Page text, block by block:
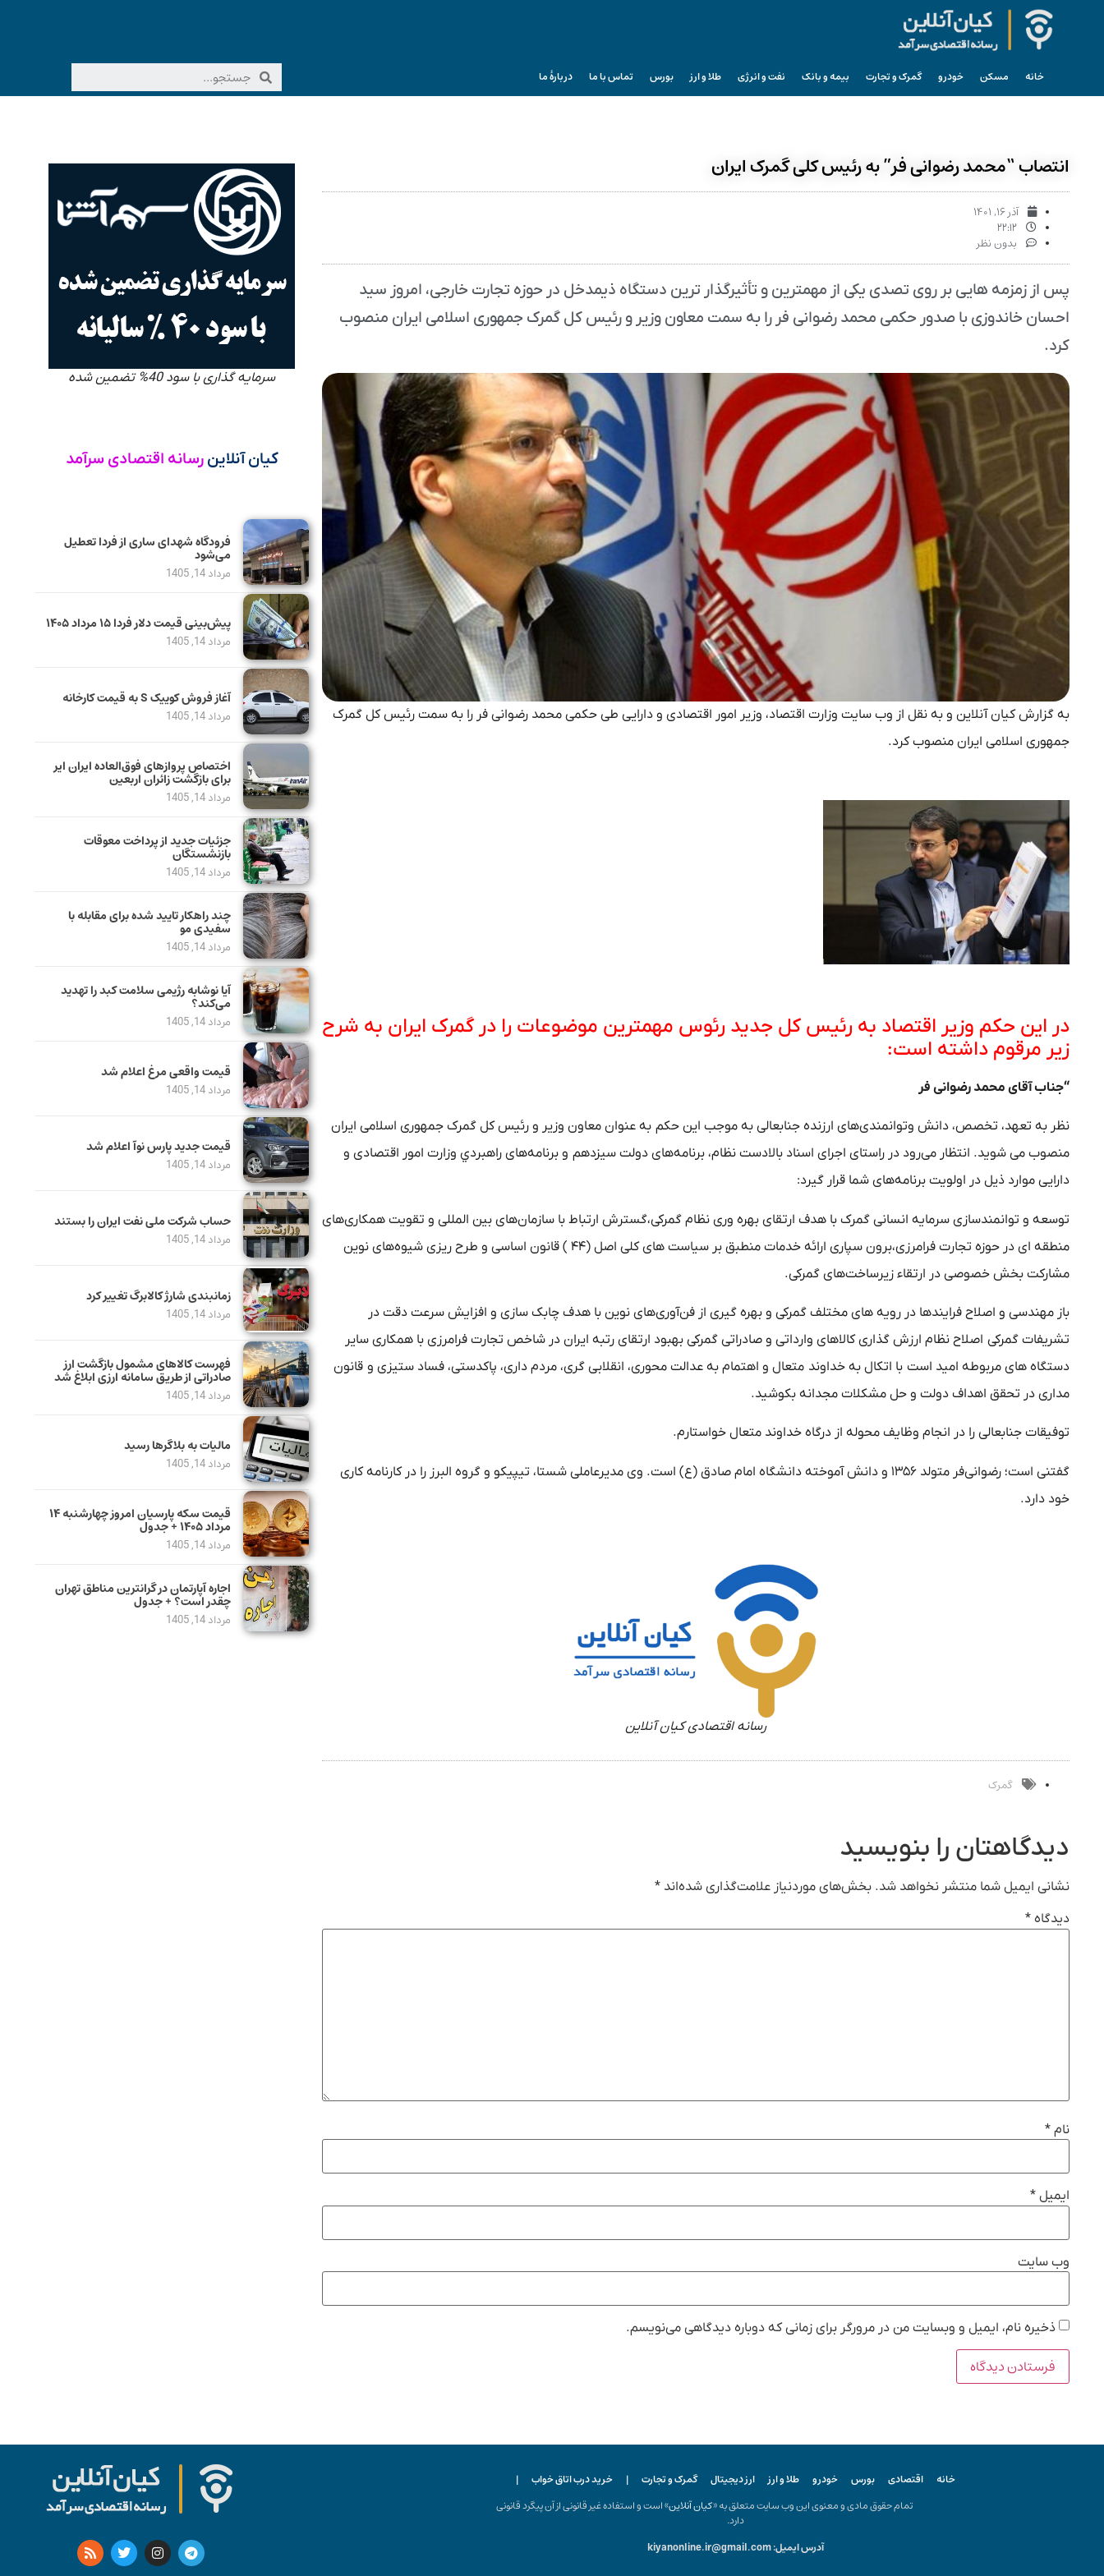
خانه مسکن خودرو گمرک و تجارت بیمه و بانک نفت و انرژی طلا و ارز بورس تماس با ما دربارۀ ما
انتصاب “محمد رضوانی فر” به رئیس کلی گمرک ایران
آذر ۱۶, ۱۴۰۱
۲۲:۱۲
بدون نظر
پس از زمزمه هایی بر روی تصدی یکی از مهمترین و تأثیرگذار ترین دستگاه ذیمدخل در حوزه تجارت خارجی، امروز سید
احسان خاندوزی با صدور حکمی محمد رضوانی فر را به سمت معاون وزیر و رئیس کل گمرک جمهوری اسلامی ایران منصوب
کرد.
به گزارش کیان آنلاین و به نقل از وب سایت وزارت اقتصاد، وزیر امور اقتصادی و دارایی طی حکمی محمد رضوانی فر را به سمت رئیس کل گمرک
جمهوری اسلامی ایران منصوب کرد.
در این حکم وزیر اقتصاد به رئیس کل جدید رئوس مهمترین موضوعات را در گمرک ایران به شرح
زیر مرقوم داشته است:
“جناب آقای محمد رضوانی فر
نظر به تعهد، تخصص، دانش وتوانمندی‌های ارزنده جنابعالی به موجب این حکم به عنوان معاون وزیر و رئیس کل گمرک جمهوری اسلامی ایران
منصوب می شوید. انتظار می‌رود در راستای اجرای اسناد بالادست نظام، برنامه‌های دولت سیزدهم و برنامه‌های راهبردي وزارت امور اقتصادی و
دارایی موارد ذیل در اولویت برنامه‌های شما قرار گیرد:
توسعه و توانمندسازی سرمایه انسانی گمرک با هدف ارتقای بهره وری نظام گمرکی،گسترش ارتباط با سازمان‌های بین المللی و تقویت همکاری‌های
منطقه ای در حوزه تجارت فرامرزی،برون سپاری ارائه خدمات منطبق بر سیاست های کلی اصل (۴۴ )
قانون اساسی و طرح ریزی شیوه‌های نوین
مشارکت بخش خصوصی در ارتقاء زیرساخت‌های گمرکی.
باز مهندسی و اصلاح فرایندها در رویه های مختلف گمرکی و بهره گیری از فن‌آوری‌های نوین با هدف چابک سازی و افزایش سرعت دقت در
تشریفات گمرکی اصلاح نظام ارزش گذاری کالا‌‌های وارداتی و صادراتی گمرکی بهبود ارتقای رتبه ایران در شاخص تجارت فرامرزی با همکاری سایر
دستگاه های مربوطه امید است با اتکال به خداوند متعال و اهتمام به عدالت محوری، انقلابی گری، مردم داری، پاکدستی، فساد ستیزی و قانون
مداری در تحقق اهداف دولت و حل مشکلات مجدانه بکوشید.
توفیقات جنابعالی را در انجام وظایف محوله از درگاه خداوند متعال خواستارم.
گفتنی است؛ رضوانی‌فر متولد ۱۳۵۶ و دانش آموخته دانشگاه امام صادق (ع) است. وی مدیرعاملی شستا، تیپیکو و گروه البرز را در کارنامه کاری
خود دارد.
رسانه اقتصادی کیان آنلاین
گمرک
دیدگاهتان را بنویسید
نشانی ایمیل شما منتشر نخواهد شد. بخش‌های موردنیاز علامت‌گذاری شده‌اند *
دیدگاه *
نام *
ایمیل *
وب‌ سایت
ذخیره نام، ایمیل و وبسایت من در مرورگر برای زمانی که دوباره دیدگاهی می‌نویسم.
سرمایه گذاری با سود 40% تضمین شده
کیان آنلاین رسانه اقتصادی سرآمد
فرودگاه شهدای ساری از فردا تعطیل
می‌شود
مرداد 14, 1405
پیش‌بینی قیمت دلار فردا ۱۵ مرداد ۱۴۰۵
مرداد 14, 1405
آغاز فروش کوییک S به قیمت کارخانه
مرداد 14, 1405
اختصاص پروازهای فوق‌العاده ایران ایر
برای بازگشت زائران اربعین
مرداد 14, 1405
جزئیات جدید از پرداخت معوقات
بازنشستگان
مرداد 14, 1405
چند راهکار تایید شده برای مقابله با
سفیدی مو
مرداد 14, 1405
آیا نوشابه رژیمی سلامت کبد را تهدید
می‌کند؟
مرداد 14, 1405
قیمت واقعی مرغ اعلام شد
مرداد 14, 1405
قیمت جدید پارس نوآ اعلام شد
مرداد 14, 1405
حساب‌ شرکت ملی نفت ایران را بستند
مرداد 14, 1405
زمانبندی شارژ کالابرگ تغییر کرد
مرداد 14, 1405
فهرست کالاهای مشمول بازگشت ارز
صادراتی از طریق سامانه ارزی ابلاغ شد
مرداد 14, 1405
مالیات به بلاگرها رسید
مرداد 14, 1405
قیمت سکه پارسیان امروز چهارشنبه ۱۴
مرداد ۱۴۰۵ + جدول
مرداد 14, 1405
اجاره آپارتمان در گرانترین مناطق تهران
چقدر است؟ + جدول
مرداد 14, 1405
خانه اقتصادی بورس خودرو طلا و ارز ارز دیجیتال گمرک و تجارت | خرید درب اتاق خواب
|
تمام حقوق مادی و معنوی این وب سایت متعلق به «کیان آنلاین» است و استفاده غیر قانونی از آن پیگرد قانونی
دارد.
آدرس ایمیل: kiyanonline.ir@gmail.com